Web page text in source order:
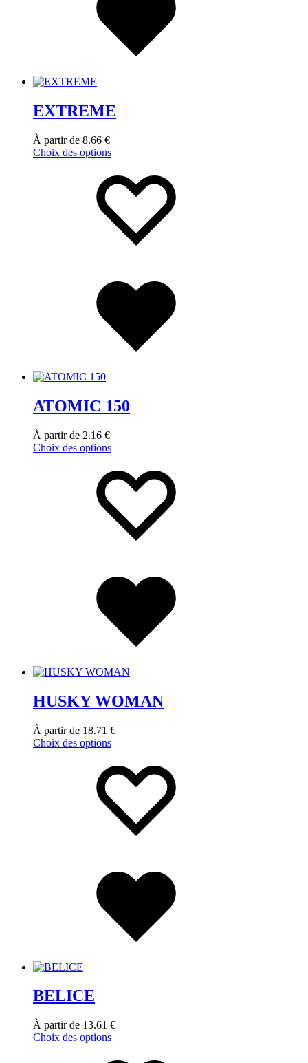
EXTREME
À partir de 8.66 €
Choix des options
ATOMIC 150
À partir de 2.16 €
Choix des options
HUSKY WOMAN
À partir de 18.71 €
Choix des options
BELICE
À partir de 13.61 €
Choix des options